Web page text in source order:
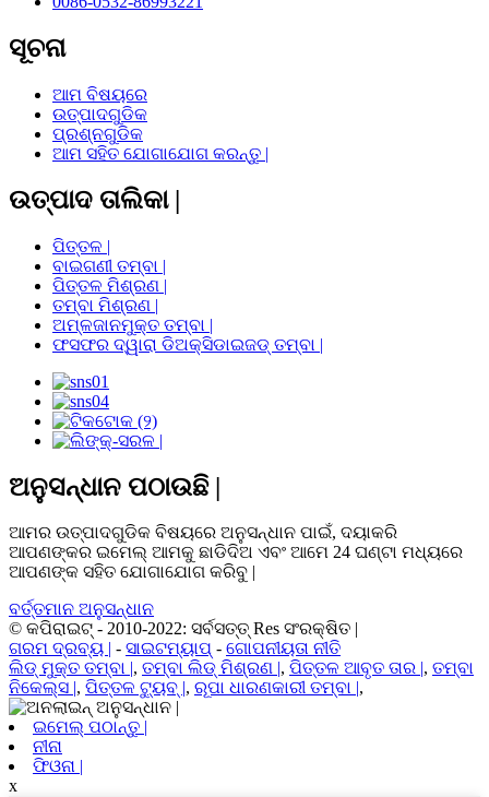
ସୂଚନା
ଆମ ବିଷୟରେ
ଉତ୍ପାଦଗୁଡିକ
ପ୍ରଶ୍ନଗୁଡିକ
ଆମ ସହିତ ଯୋଗାଯୋଗ କରନ୍ତୁ |
ଉତ୍ପାଦ ତାଲିକା |
ପିତ୍ତଳ |
ବାଇଗଣୀ ତମ୍ବା |
ପିତ୍ତଳ ମିଶ୍ରଣ |
ତମ୍ବା ମିଶ୍ରଣ |
ଅମ୍ଳଜାନମୁକ୍ତ ତମ୍ବା |
ଫସଫର ଦ୍ୱାରା ଡିଅକ୍ସିଡାଇଜଡ୍ ତମ୍ବା |
ଅନୁସନ୍ଧାନ ପଠାଉଛି |
ଆମର ଉତ୍ପାଦଗୁଡିକ ବିଷୟରେ ଅନୁସନ୍ଧାନ ପାଇଁ, ଦୟାକରି
ଆପଣଙ୍କର ଇମେଲ୍ ଆମକୁ ଛାଡିଦିଅ ଏବଂ ଆମେ 24 ଘଣ୍ଟା ମଧ୍ୟରେ
ଆପଣଙ୍କ ସହିତ ଯୋଗାଯୋଗ କରିବୁ |
ବର୍ତ୍ତମାନ ଅନୁସନ୍ଧାନ
© କପିରାଇଟ୍ - 2010-2022: ସର୍ବସତ୍ତ୍ Res ସଂରକ୍ଷିତ |
ଗରମ ଦ୍ରବ୍ୟ | - ସାଇଟମ୍ୟାପ୍ - ଗୋପନୀୟତା ନୀତି
ଲିଡ୍ ମୁକ୍ତ ତମ୍ବା |, ତମ୍ବା ଲିଡ୍ ମିଶ୍ରଣ |, ପିତ୍ତଳ ଆବୃତ ତାର |, ତମ୍ବା
ନିକେଲ୍ସ |, ପିତ୍ତଳ ଟ୍ୟୁବ୍ |, ରୂପା ଧାରଣକାରୀ ତମ୍ବା |,
ଇମେଲ୍ ପଠାନ୍ତୁ |
ନୀନା
ଫିଓନା |
x